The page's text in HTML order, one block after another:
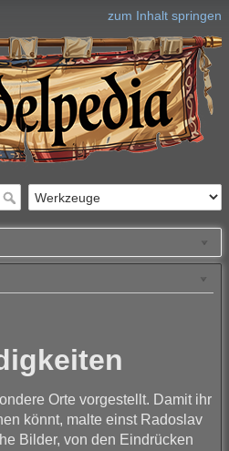
zum Inhalt springen
Orte vorgestellt. Damit ihr
könnt, malte einst Radoslav
Bilder, von den Eindrücken